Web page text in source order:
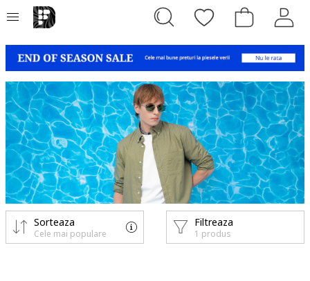
Filtreaza
1 produs
Sorteaza
Cele mai populare